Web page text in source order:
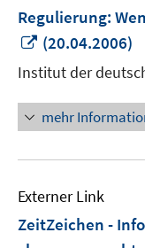
Regulierung:
In
neuem
Fenster
öffnen
(20.04.2006)
Institut der
mehr
Externer Link
ZeitZeichen -